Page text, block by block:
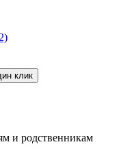
клик
и родственникам